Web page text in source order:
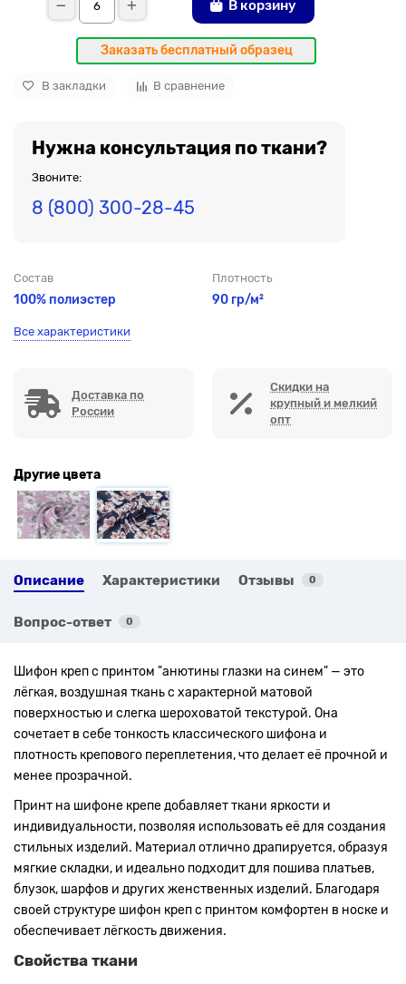
В корзину
Заказать бесплатный образец
В закладки В сравнение
Нужна консультация по ткани?
Звоните:
8 (800) 300-28-45
Состав
100% полиэстер
Плотность
90 гр/м²
Все характеристики
Доставка по
России
Скидки на
крупный и мелкий
опт
Другие цвета
Описание Характеристики Отзывы 0
Вопрос-ответ 0
Шифон креп с принтом "анютины глазки на синем" — это
лёгкая, воздушная ткань с характерной матовой
поверхностью и слегка шероховатой текстурой. Она
сочетает в себе тонкость классического шифона и
плотность крепового переплетения, что делает её прочной и
менее прозрачной.
Принт на шифоне крепе добавляет ткани яркости и
индивидуальности, позволяя использовать её для создания
стильных изделий. Материал отлично драпируется, образуя
мягкие складки, и идеально подходит для пошива платьев,
блузок, шарфов и других женственных изделий. Благодаря
своей структуре шифон креп с принтом комфортен в носке и
обеспечивает лёгкость движения.
Свойства ткани